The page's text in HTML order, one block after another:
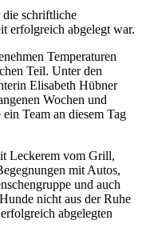
die schriftliche
erfolgreich abgelegt war.
Temperaturen
Teil. Unter den
Elisabeth Hübner
Wochen und
Team an diesem Tag
Leckerem vom Grill,
mit Autos,
und auch
nicht aus der Ruhe
abgelegten